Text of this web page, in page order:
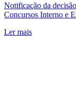
Notificação da
Concursos Interno e
Ler mais